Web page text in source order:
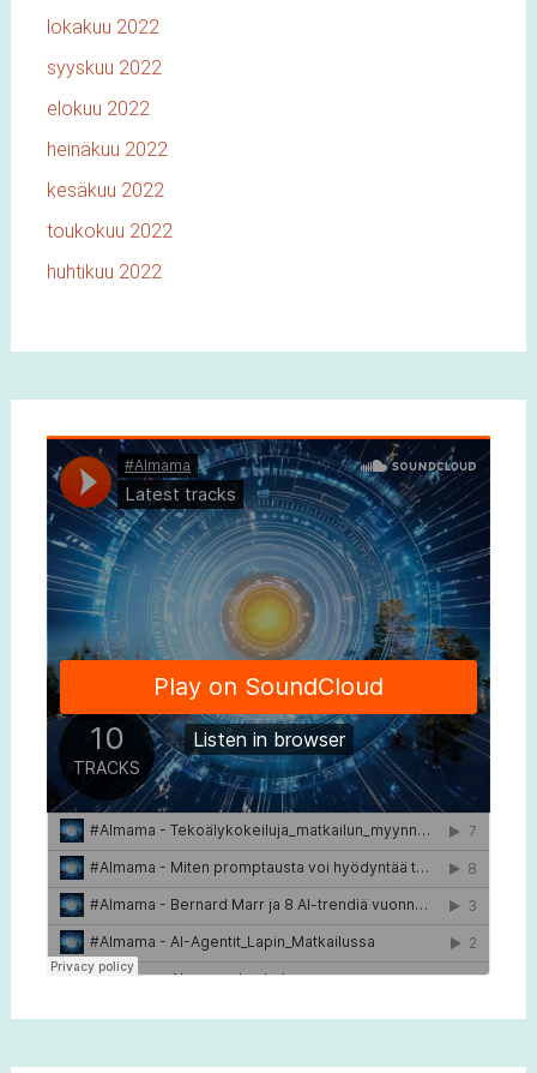
lokakuu 2022
syyskuu 2022
elokuu 2022
heinäkuu 2022
kesäkuu 2022
toukokuu 2022
huhtikuu 2022